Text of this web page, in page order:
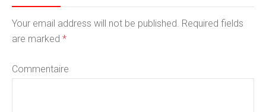
Your email address will not be published. Required fields
are marked *
Commentaire